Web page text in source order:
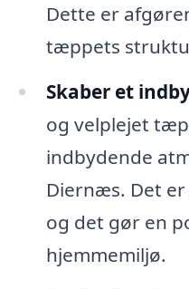
Dette er
tæppets
Skaber et
og velplejet
indbydende
Diernæs. Det
og det gør en
hjemmemiljø.